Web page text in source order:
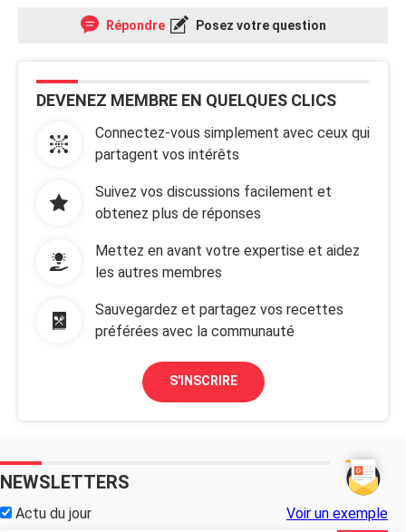
Répondre Posez votre question
DEVENEZ MEMBRE EN QUELQUES CLICS
Connectez-vous simplement avec ceux qui
partagent vos intérêts
Suivez vos discussions facilement et
obtenez plus de réponses
Mettez en avant votre expertise et aidez
les autres membres
Sauvegardez et partagez vos recettes
préférées avec la communauté
S'INSCRIRE
NEWSLETTERS
Actu du jour Voir un exemple